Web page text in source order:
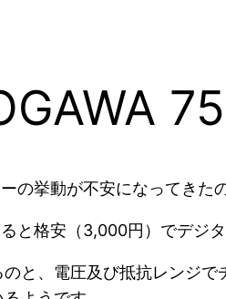
の挙動が不安になってきた
と格安（3,000円）でデジ
のと、電圧及び抵抗レンジで